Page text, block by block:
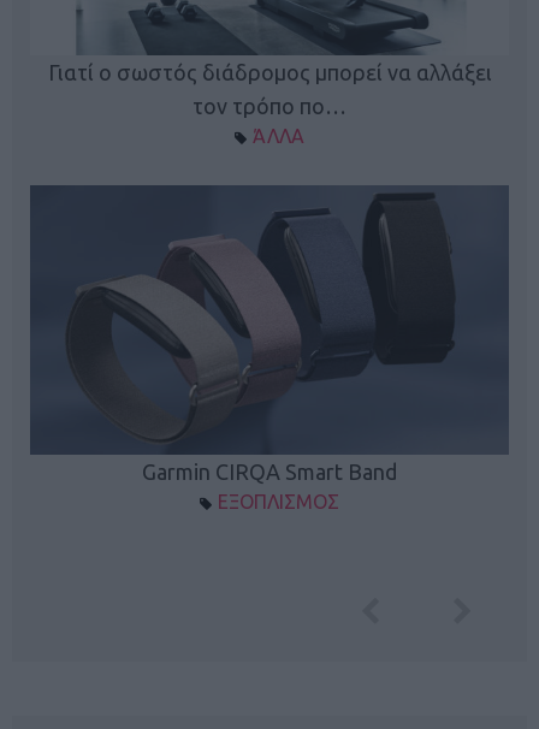
Γιατί ο σωστός διάδρομος μπορεί να αλλάξει
τον τρόπο πο…
ΆΛΛΑ
Garmin CIRQA Smart Band
ΕΞΟΠΛΙΣΜΟΣ